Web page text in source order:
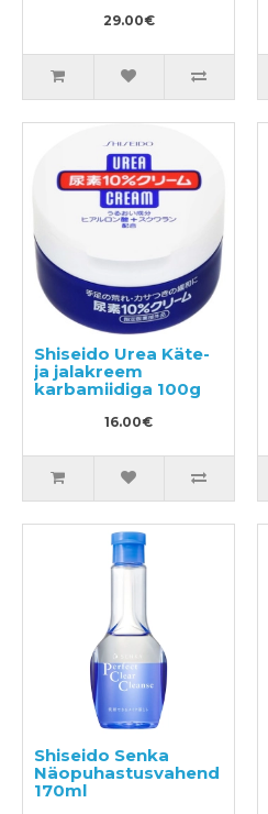
29.00€
Shiseido Urea Käte-
ja jalakreem
karbamiidiga 100g
16.00€
Shiseido Senka
Näopuhastusvahend
170ml